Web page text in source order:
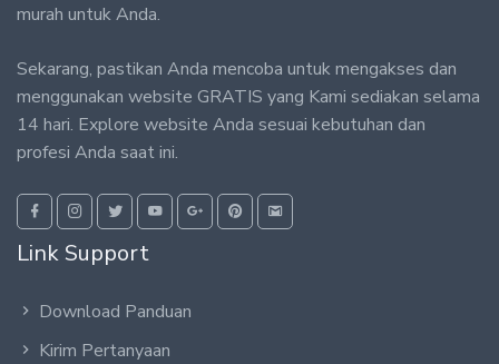
murah untuk Anda.
Sekarang, pastikan Anda mencoba untuk mengakses dan
menggunakan website GRATIS yang Kami sediakan selama
14 hari. Explore website Anda sesuai kebutuhan dan
profesi Anda saat ini.
Link Support
Download Panduan
Kirim Pertanyaan